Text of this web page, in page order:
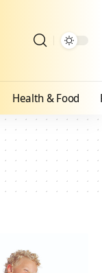
Health & Food